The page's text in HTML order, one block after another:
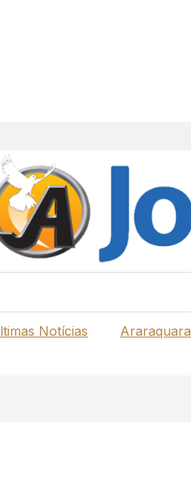
Notícias Araraquara